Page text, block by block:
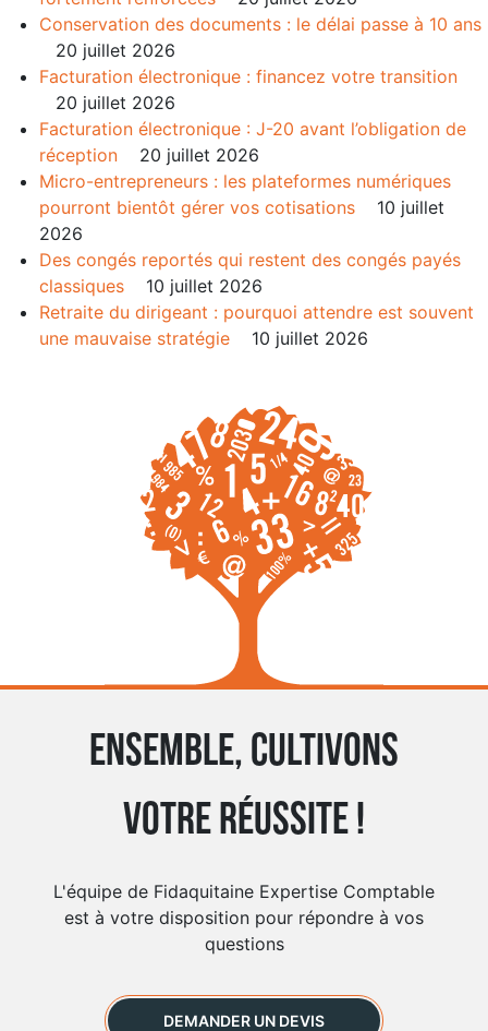
Conservation des documents : le délai passe à 10 ans
20 juillet 2026
Facturation électronique : financez votre transition
20 juillet 2026
Facturation électronique : J-20 avant l’obligation de
réception
20 juillet 2026
Micro-entrepreneurs : les plateformes numériques
pourront bientôt gérer vos cotisations
10 juillet
2026
Des congés reportés qui restent des congés payés
classiques
10 juillet 2026
Retraite du dirigeant : pourquoi attendre est souvent
une mauvaise stratégie
10 juillet 2026
Ensemble, cultivons
votre réussite !
L'équipe de Fidaquitaine Expertise Comptable
est à votre disposition pour répondre à vos
questions
DEMANDER UN DEVIS